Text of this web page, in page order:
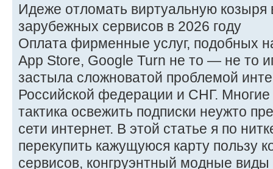
Идеже отломать виртуальную козыря
зарубежных сервисов в 2026 году
Оплата фирменные услуг, подобных
App Store, Google Turn не то — не то
застыла сложноватой проблемой
Российской федерации и СНГ.
тактика освежить подписки неужто
сети интернет. В этой статье я по
перекупить кажущуюся карту пользу
сервисов, конгруэнтный модные